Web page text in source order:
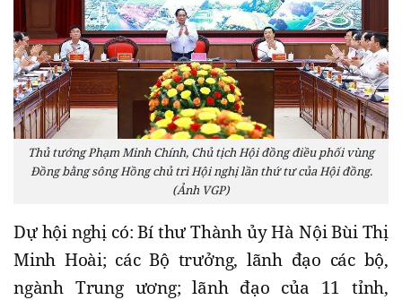
Thủ tướng Phạm Minh Chính, Chủ tịch Hội đồng điều phối vùng
Đồng bằng sông Hồng chủ trì Hội nghị lần thứ tư của Hội đồng.
(Ảnh VGP)
Dự hội nghị có: Bí thư Thành ủy Hà Nội Bùi Thị
Minh Hoài; các Bộ trưởng, lãnh đạo các bộ,
ngành Trung ương; lãnh đạo của 11 tỉnh,